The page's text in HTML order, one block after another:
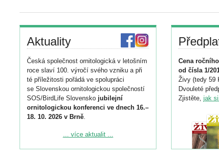
Aktuality
Česká společnost ornitologická v letošním
roce slaví 100. výročí svého vzniku a při
té příležitosti pořádá ve spolupráci
se Slovenskou ornitologickou společností
SOS/BirdLife Slovensko jubilejní
ornitologickou konferenci ve dnech 16.–
18. 10. 2026 v Brně.
Podrobnější informace ke konferenci
... více aktualit ...
Cena
od čísla 1/
Živy (tedy 59
Dvouleté
Zjistěte, jak